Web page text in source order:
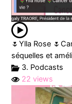
🌷Ylla Rose
séquelles et
3. Podcasts
22 views